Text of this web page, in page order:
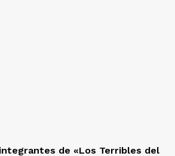
de «Los Terribles del